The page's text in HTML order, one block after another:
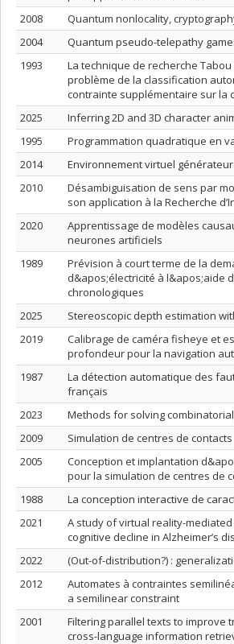
2008
Quantum nonlocality,
2004
Quantum pseudo-telepathy
1993
La technique de recherche
problème de la classification
contrainte supplémentaire sur la
2025
Inferring 2D and 3D character
1995
Programmation quadratique en
2014
Environnement virtuel générateur
2010
Désambiguisation de sens par
son application à la Recherche
2020
Apprentissage de modèles
neurones artificiels
1989
Prévision à court terme de la
d&apos;électricité à l&apos;aide
chronologiques
2025
Stereoscopic depth estimation
2019
Calibrage de caméra fisheye et
profondeur pour la navigation
1987
La détection automatique des
français
2023
Methods for solving
2009
Simulation de centres de contacts
2005
Conception et implantation
pour la simulation de centres de
1988
La conception interactive de
2021
A study of virtual reality-
cognitive decline in Alzheimer’s
2022
(Out-of-distribution?) :
2012
Automates à contraintes
a semilinear constraint
2001
Filtering parallel texts to improve
cross-language information